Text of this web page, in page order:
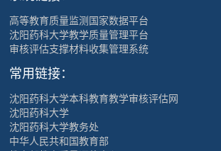
高等教育质量监测国家数据平台
沈阳药科大学教学质量管理平台
审核评估支撑材料收集管理系统
常用链接：
沈阳药科大学本科教育教学审核评估网
沈阳药科大学
沈阳药科大学教务处
中华人民共和国教育部